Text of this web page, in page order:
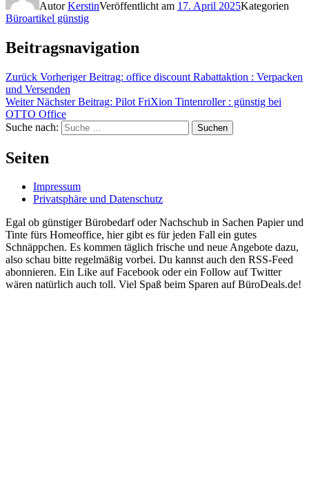
AutorKerstinVeröffentlicht am 17. April 2025Kategorien
Büroartikel günstig
Beitragsnavigation
Zurück Vorheriger Beitrag: office discount Rabattaktion : Verpacken
und Versenden
Weiter Nächster Beitrag: Pilot FriXion Tintenroller : günstig bei
OTTO Office
Suche nach:
Suchen
Seiten
Impressum
Privatsphäre und Datenschutz
Egal ob günstiger Bürobedarf oder Nachschub in Sachen Papier und
Tinte fürs Homeoffice, hier gibt es für jeden Fall ein gutes
Schnäppchen. Es kommen täglich frische und neue Angebote dazu,
also schau bitte regelmäßig vorbei. Du kannst auch den RSS-Feed
abonnieren. Ein Like auf Facebook oder ein Follow auf Twitter
wären natürlich auch toll. Viel Spaß beim Sparen auf BüroDeals.de!